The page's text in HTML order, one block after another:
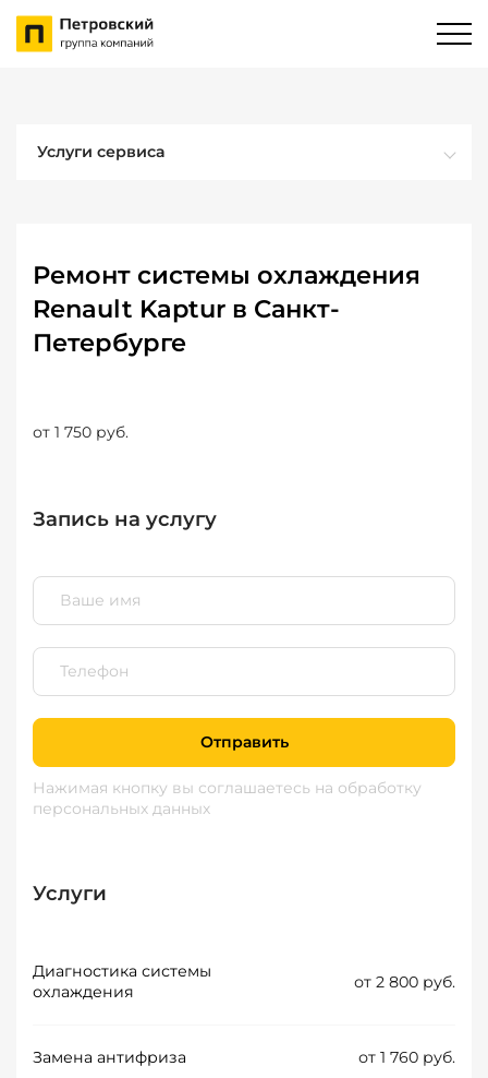
Услуги сервиса
Ремонт системы охлаждения
Renault Kaptur в Санкт-
Петербурге
от 1 750 руб.
Запись на услугу
Отправить
Нажимая кнопку вы соглашаетесь на обработку
персональных данных
Услуги
Диагностика системы
охлаждения
от 2 800 руб.
Замена антифриза от 1 760 руб.